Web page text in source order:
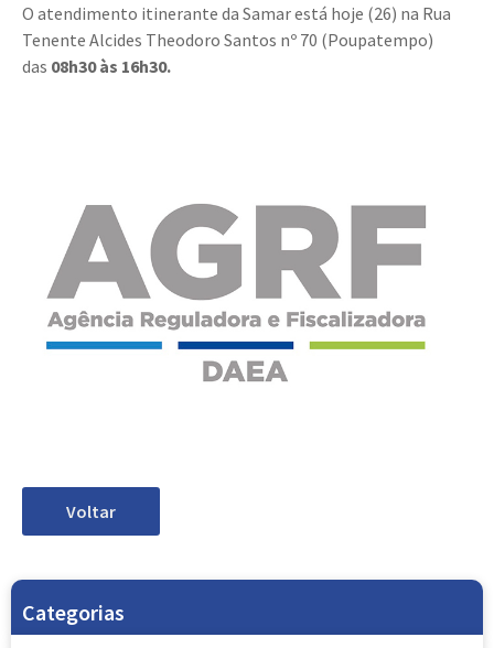
O atendimento itinerante da Samar está hoje (26) na Rua
Tenente Alcides Theodoro Santos nº 70 (Poupatempo)
das 08h30 às 16h30.
Voltar
Categorias